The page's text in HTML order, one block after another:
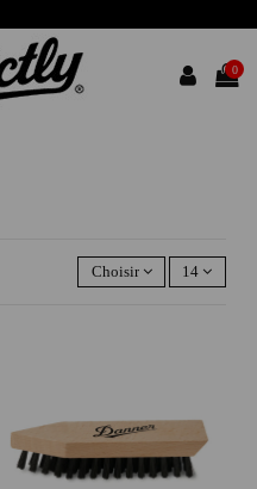
0
Choisir 14